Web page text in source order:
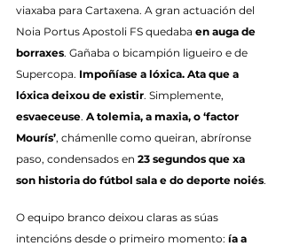
viaxaba para Cartaxena. A gran actuación del
Noia Portus Apostoli FS quedaba en auga de
borraxes. Gañaba o bicampión ligueiro e de
Supercopa. Impoñíase a lóxica. Ata que a
lóxica deixou de existir. Simplemente,
esvaeceuse. A tolemia, a maxia, o ‘factor
Mourís’, chámenlle como queiran, abríronse
paso, condensados en 23 segundos que xa
son historia do fútbol sala e do deporte noiés.
O equipo branco deixou claras as súas
intencións desde o primeiro momento: ía a